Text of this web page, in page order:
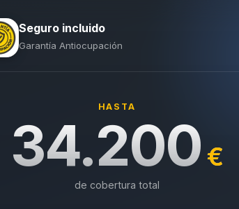
Seguro incluido
Garantía Antiocupación
HASTA
34.200 €
de cobertura total